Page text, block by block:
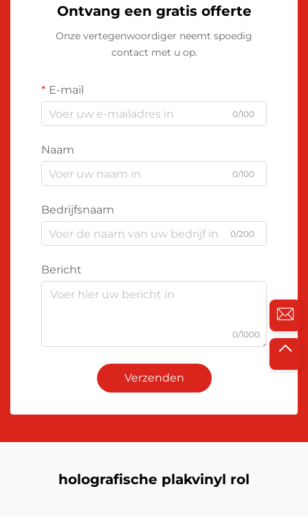
Ontvang een gratis offerte
Onze vertegenwoordiger neemt spoedig
contact met u op.
E-mail
0/100
Naam
0/100
Bedrijfsnaam
0/200
Bericht
0/1000
Verzenden
holografische plakvinyl rol